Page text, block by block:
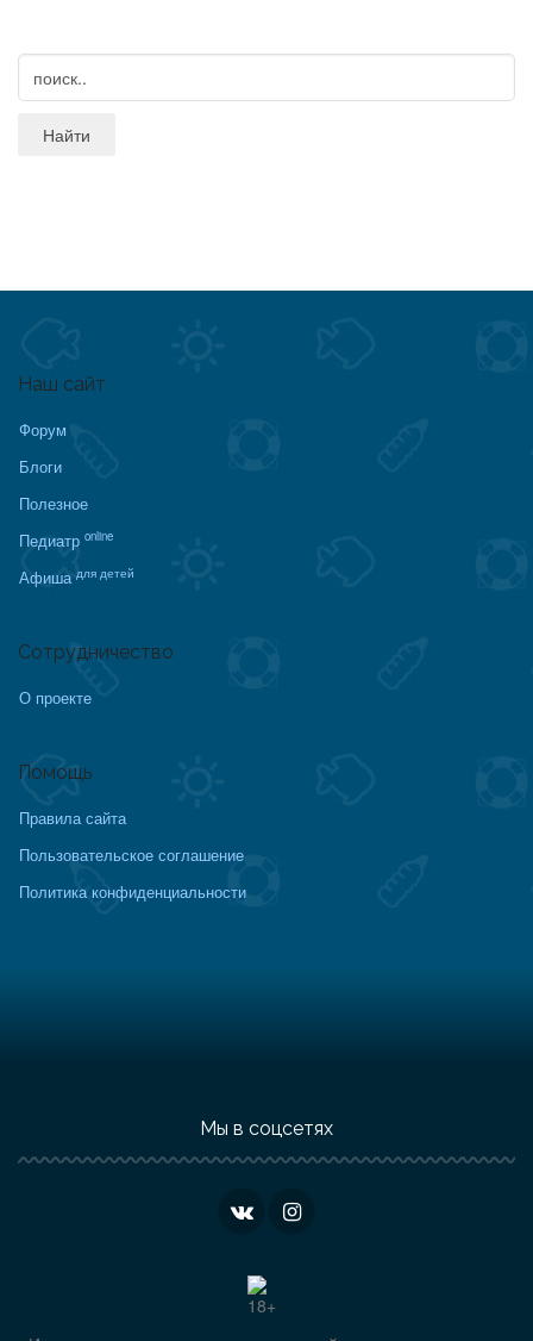
Наш сайт
Форум
Блоги
Полезное
Педиатр online
Афиша для детей
Сотрудничество
О проекте
Помощь
Правила сайта
Пользовательское соглашение
Политика конфиденциальности
Мы в соцсетях